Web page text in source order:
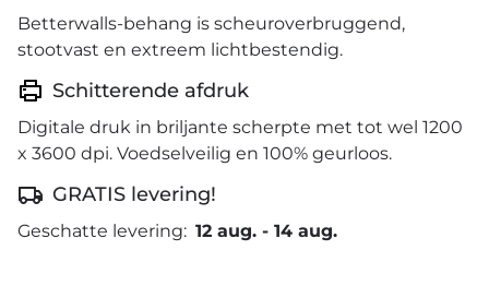
Betterwalls-behang is scheuroverbruggend,
stootvast en extreem lichtbestendig.
Schitterende afdruk
Digitale druk in briljante scherpte met tot wel 1200
x 3600 dpi. Voedselveilig en 100% geurloos.
GRATIS levering!
Geschatte levering: 12 aug. - 14 aug.